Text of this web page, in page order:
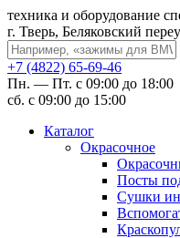
техника и оборудование
г. Тверь, Беляковский
+7 (4822) 65-69-46
Пн. — Пт. с 09:00 до 18:00
сб. с 09:00 до 15:00
Каталог
Окрасочное
Посты
Сушки